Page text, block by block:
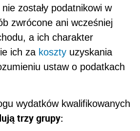
zostały podatnikowi w
zwrócone ani wcześniej
a ich charakter
ich za koszty uzyskania
ustaw o podatkach
wydatków kwalifikowanych
trzy grupy: